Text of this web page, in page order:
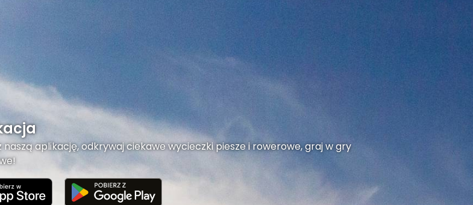
naszą aplikację, odkrywaj ciekawe wycieczki piesze i rowerowe, graj w gry